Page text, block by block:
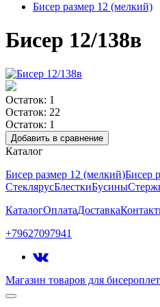
Бисер размер 12 (мелкий)
Бисер 12/138в
Остаток: 1
Остаток: 22
Остаток: 1
Добавить в сравнение
Каталог
Бисер размер 12 (мелкий)Бисер
СтеклярусБлесткиБусины
КаталогОплатаДоставка
+79627097941
Магазин товаров для